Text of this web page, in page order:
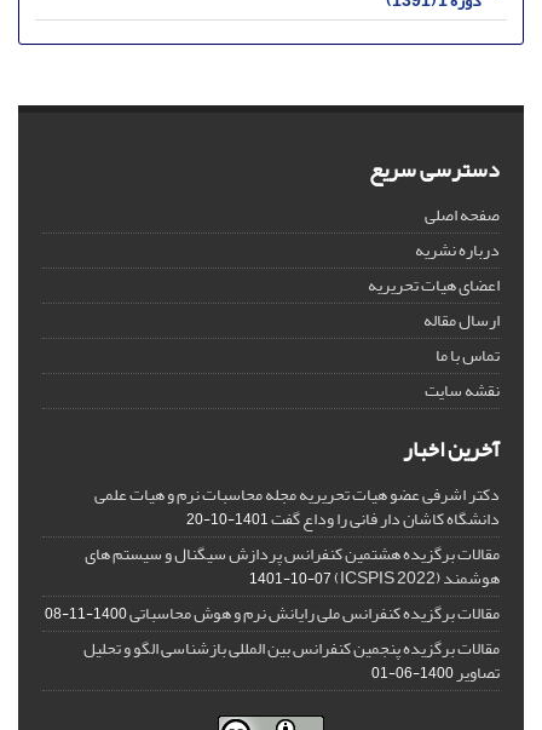
دسترسی سریع
صفحه اصلی
درباره نشریه
اعضای هیات تحریریه
ارسال مقاله
تماس با ما
نقشه سایت
آخرین اخبار
دکتر اشرفی عضو هیات تحریریه مجله محاسبات نرم و هیات علمی
دانشگاه کاشان دار فانی را وداع گفت1401-10-20
مقالات برگزیده هشتمین کنفرانس پردازش سیگنال و سیستم های
هوشمند (ICSPIS 2022) 1401-10-07
مقالات برگزیده کنفرانس ملی رایانش نرم و هوش محاسباتی1400-11-08
مقالات برگزیده پنجمین کنفرانس بین المللی بازشناسی الگو و تحلیل
تصاویر1400-06-01